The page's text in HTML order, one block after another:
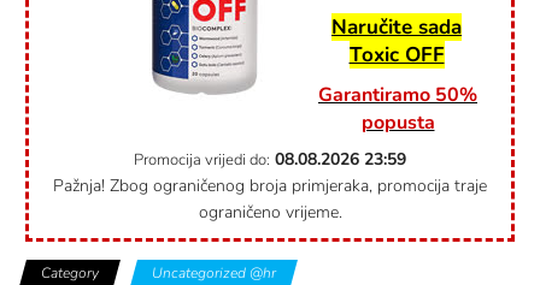
Naručite sada
Toxic OFF
Garantiramo 50%
popusta
Promocija vrijedi do: 08.08.2026 23:59
Pažnja! Zbog ograničenog broja primjeraka, promocija traje
ograničeno vrijeme.
Category Uncategorized @hr